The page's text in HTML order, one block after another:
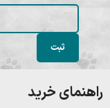
راهنمای خرید